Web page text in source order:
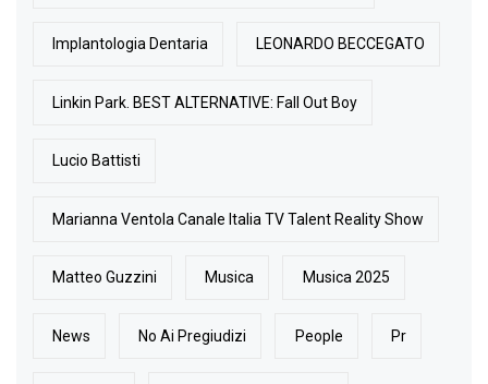
Implantologia Dentaria LEONARDO BECCEGATO
Linkin Park. BEST ALTERNATIVE: Fall Out Boy
Lucio Battisti
Marianna Ventola Canale Italia TV Talent Reality Show
Matteo Guzzini Musica Musica 2025
News No Ai Pregiudizi People Pr